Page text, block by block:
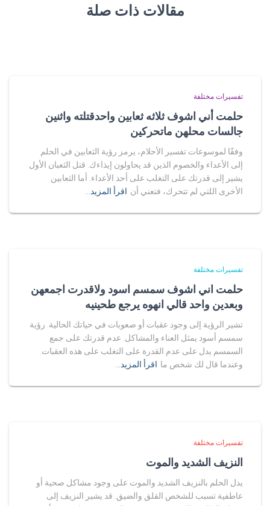
مقالات ذات صلة
تفسيرات مختلفة
حلمت أني اشوف ثلاثه ثعابين واحدقتلته واثنين
جالسات محلهن ماتحركين
وفقًا لموسوعات تفسير الأحلام، يرمز رؤية الثعابين في الحلم
إلى الأعداء والخصوم الذين قد يحاولون إيذاءك. قتل الثعبان الأول
يشير إلى قدرتك على التغلب على أحد الأعداء. أما الثعابين
الأخرى اللتي لم تتحرك، فتعني أن اقرأ المزيد…
تفسيرات مختلفة
حلمت اني اشوف سمسم اسود ولاقدرت اجمعهن
وبعدين واحد قالي انهوه يرجع طحينيه
تشير الرؤية إلى وجود عقبات أو صعوبات في حياتك الحالية. رؤية
سمسم أسود يمثل العناء والمشاكل. عدم قدرتك على جمع
السمسم يدل على عدم القدرة على التغلب على هذه العقبات.
وعندما قال لك شخص ما اقرأ المزيد…
تفسيرات مختلفة
النزيف الشديد والموت
يدل الحلم بالنزيف الشديد والموت على وجود مشاكل صحية أو
عاطفية تسبب للشخص القلق والضيق. قد يشير النزيف إلى